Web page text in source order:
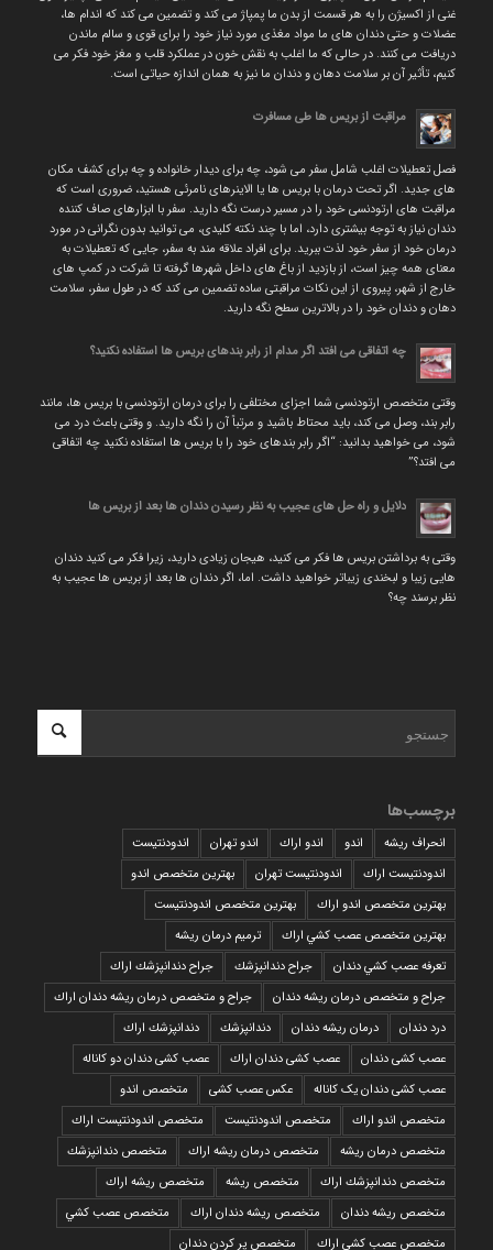
غنی از اکسیژن را به هر قسمت از بدن ما پمپاژ می کند و تضمین می کند که اندام ها،
عضلات و حتی دندان های ما مواد مغذی مورد نیاز خود را برای قوی و سالم ماندن
دریافت می کنند. در حالی که ما اغلب به نقش خون در عملکرد قلب و مغز خود فکر می
کنیم، تأثیر آن بر سلامت دهان و دندان ما نیز به همان اندازه حیاتی است.
مراقبت از بریس ها طی مسافرت
فصل تعطیلات اغلب شامل سفر می شود، چه برای دیدار خانواده و چه برای کشف مکان
های جدید. اگر تحت درمان با بریس ها یا الاینرهای نامرئی هستید، ضروری است که
مراقبت های ارتودنسی خود را در مسیر درست نگه دارید. سفر با ابزارهای صاف کننده
دندان نیاز به توجه بیشتری دارد، اما با چند نکته کلیدی، می توانید بدون نگرانی در مورد
درمان خود از سفر خود لذت ببرید. برای افراد علاقه مند به سفر، جایی که تعطیلات به
معنای همه چیز است، از بازدید از باغ های داخل شهرها گرفته تا شرکت در کمپ های
خارج از شهر، پیروی از این نکات مراقبتی ساده تضمین می کند که در طول سفر، سلامت
دهان و دندان خود را در بالاترین سطح نگه دارید.
چه اتفاقی می افتد اگر مدام از رابر بندهای بریس ها استفاده نکنید؟
وقتی متخصص ارتودنسی شما اجزای مختلفی را برای درمان ارتودنسی با بریس ها، مانند
رابر بند، وصل می کند، باید محتاط باشید و مرتباً آن را نگه دارید. و وقتی باعث درد می
شود، می خواهید بدانید: “اگر رابر بندهای خود را با بریس ها استفاده نکنید چه اتفاقی
می افتد؟”
دلایل و راه حل های عجیب به نظر رسیدن دندان ها بعد از بریس ها
وقتی به برداشتن بریس ها فکر می کنید، هیجان زیادی دارید، زیرا فکر می کنید دندان
هایی زیبا و لبخندی زیباتر خواهید داشت. اما، اگر دندان ها بعد از بریس ها عجیب به
نظر برسند چه؟
برچسب‌ها
انحراف ریشه اندو اندو اراك اندو تهران
اندودنتیست
اندودنتیست اراك
اندودنتیست تهران
بهترين متخصص اندو
بهترين متخصص اندو اراك
بهترين متخصص اندودنتيست
بهترين متخصص عصب كشي اراك
ترمیم درمان ریشه
تعرفه عصب كشي دندان
جراح دندانپزشك
جراح دندانپزشك اراك
جراح و متخصص درمان ریشه دندان
جراح و متخصص درمان ریشه دندان اراك
درد دندان
درمان ریشه دندان دندانپزشك
دندانپزشك اراك
عصب کشی دندان
عصب کشی دندان اراك
عصب کشی دندان دو کاناله
عصب کشی دندان یک کاناله
عکس عصب کشی
متخصص اندو
متخصص اندو اراك
متخصص اندودنتيست
متخصص اندودنتيست اراك
متخصص درمان ريشه
متخصص درمان ريشه اراك
متخصص دندانپزشك
متخصص دندانپزشك اراك
متخصص ريشه
متخصص ريشه اراك
متخصص ريشه دندان
متخصص ريشه دندان اراك
متخصص عصب كشي
متخصص عصب كشي اراك
متخصص پر كردن دندان